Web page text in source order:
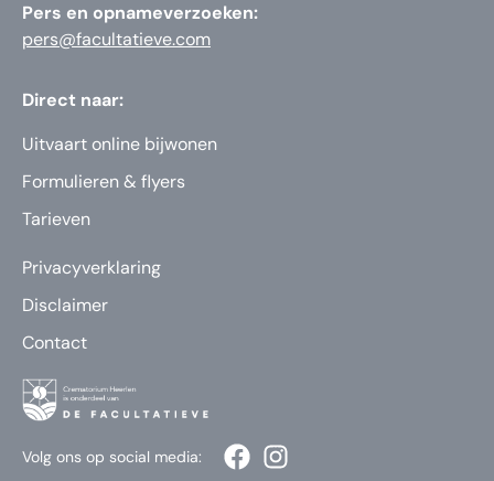
Pers en opnameverzoeken:
pers@facultatieve.com
Direct naar:
Uitvaart online bijwonen
Formulieren & flyers
Tarieven
Privacyverklaring
Disclaimer
Contact
Volg ons op social media: